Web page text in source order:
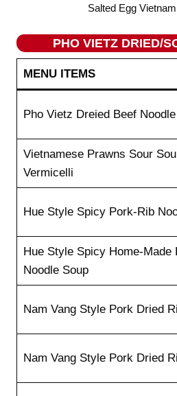
Salted Egg
PHO VIETZ DRIED/
MENU ITEMS
Pho Vietz Dreied Beef Noodle
Vietnamese Prawns Sour
Vermicelli
Hue Style Spicy Pork-Rib
Hue Style Spicy Home-Made
Noodle Soup
Nam Vang Style Pork Dried
Nam Vang Style Pork Dried